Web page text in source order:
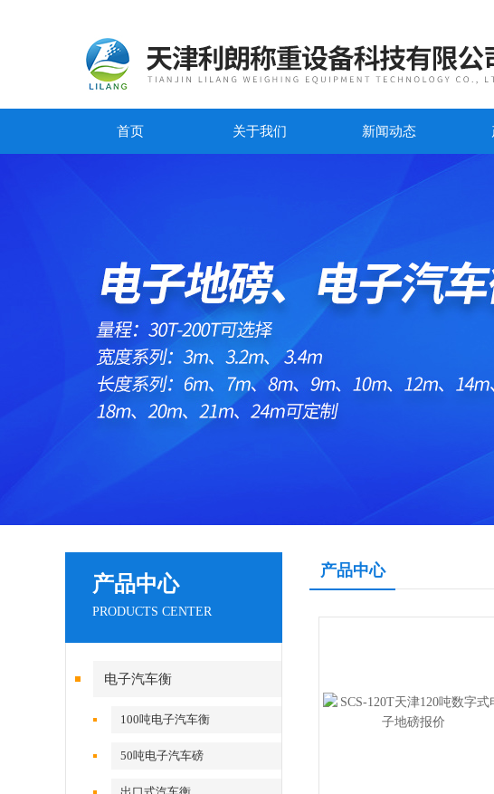
首页 关于我们 新闻动态
产品中心
PRODUCTS CENTER
电子汽车衡
100吨电子汽车衡
50吨电子汽车磅
产品中心